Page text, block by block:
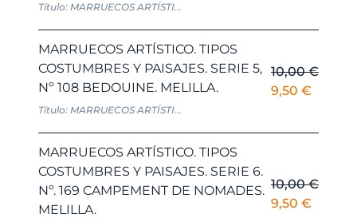
Título: MARRUECOS ARTÍSTI...
era:
es:
MARRUECOS ARTÍSTICO. TIPOS
COSTUMBRES Y PAISAJES. SERIE 5,
Nº 108 BEDOUINE. MELILLA.
Título: MARRUECOS ARTÍSTI...
10,00€
El
9,50 €
MARRUECOS ARTÍSTICO. TIPOS
COSTUMBRES Y PAISAJES. SERIE 6.
Nº. 169 CAMPEMENT DE NOMADES.
MELILLA.
10,00€
El
9,50 €